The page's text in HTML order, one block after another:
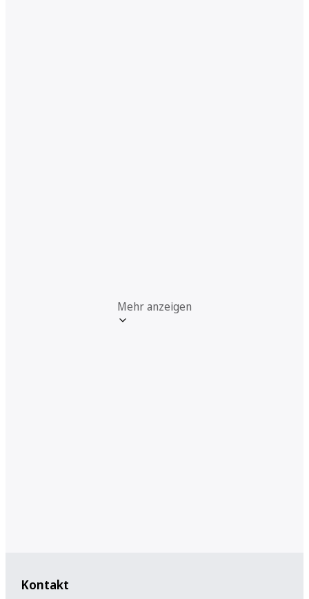
Mehr anzeigen
Kontakt